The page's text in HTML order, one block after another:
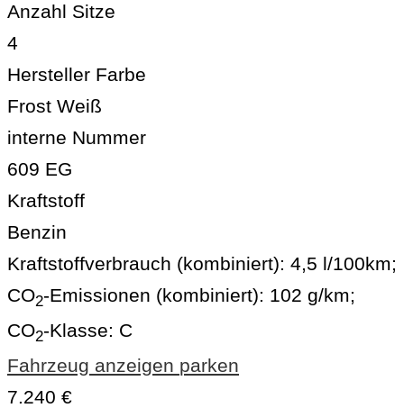
Anzahl Sitze
4
Hersteller Farbe
Frost Weiß
interne Nummer
609 EG
Kraftstoff
Benzin
Kraftstoffverbrauch (kombiniert): 4,5 l/100km;
CO2-Emissionen (kombiniert): 102 g/km;
CO2-Klasse: C
Fahrzeug anzeigen parken
7.240 €